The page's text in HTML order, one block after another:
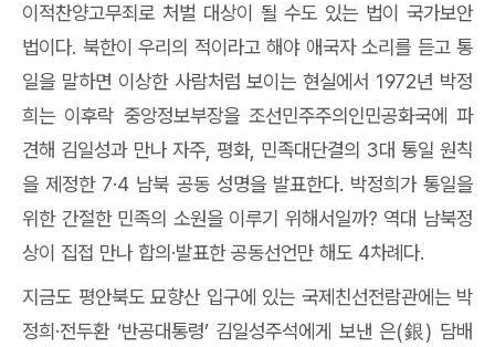
이적찬양고무죄로 처벌 대상이 될 수도 있는 법이 국가보안
법이다. 북한이 우리의 적이라고 해야 애국자 소리를 듣고 통
일을 말하면 이상한 사람처럼 보이는 현실에서 1972년 박정
희는 이후락 중앙정보부장을 조선민주주의인민공화국에 파
견해 김일성과 만나 자주, 평화, 민족대단결의 3대 통일 원칙
을 제정한 7·4 남북 공동 성명을 발표한다. 박정희가 통일을
위한 간절한 민족의 소원을 이루기 위해서일까? 역대 남북정
상이 집접 만나 합의 ·발표한 공동선언만 해도 4차례다.
지금도 평안북도 묘향산 입구에 있는 국제친선전람관에는 박
정희 ·전두환 ‘반공대통령’ 김일성주석에게 보낸 은(銀) 담배